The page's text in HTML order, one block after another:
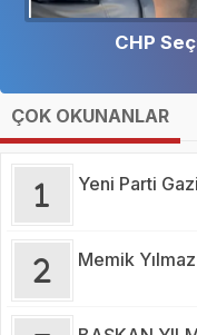
CHP
ÇOK OKUNANLAR
Yeni Parti
Memik